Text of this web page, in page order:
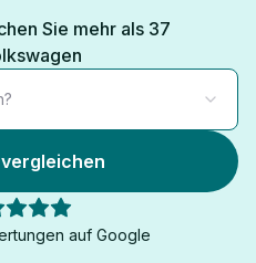
Sie mehr als 37
auf Google